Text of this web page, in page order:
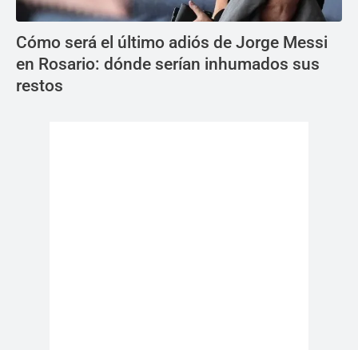
Cómo será el último adiós de Jorge Messi
en Rosario: dónde serían inhumados sus
restos